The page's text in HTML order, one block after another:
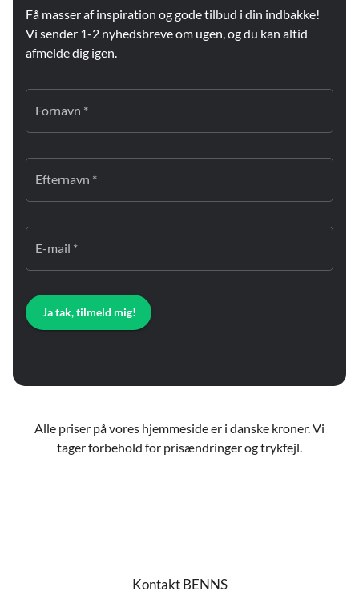
Få masser af inspiration og gode tilbud i din indbakke!
Vi sender 1-2 nyhedsbreve om ugen, og du kan altid
afmelde dig igen.
Fornavn *
Efternavn *
E-mail *
Ja tak, tilmeld mig!
Alle priser på vores hjemmeside er i danske kroner. Vi
tager forbehold for prisændringer og trykfejl.
Kontakt BENNS